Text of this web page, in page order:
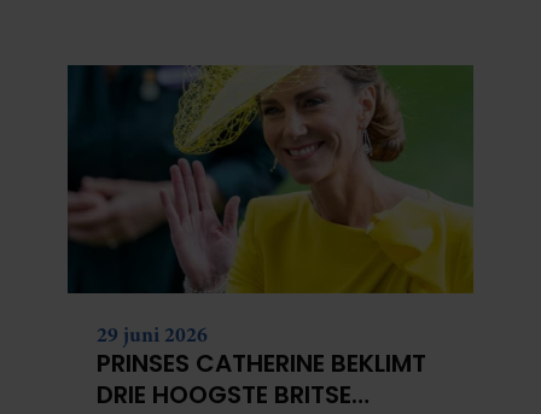
29 juni 2026
PRINSES CATHERINE BEKLIMT
DRIE HOOGSTE BRITSE